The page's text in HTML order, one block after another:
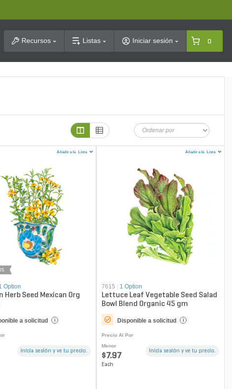
Recursos Listas Iniciar sesión 0
Añadir a la Lista
Option
Herb Seed Mexican Org
a solicitud i
Inicia sesión y ve tu precio.
Añadir a la Lista
7615 | 1 Option
Lettuce Leaf Vegetable Seed Salad
Bowl Blend Organic 45 gm
Disponible a solicitud i
Precio Al Por
Menor
$7.97
Each
Inicia sesión y ve tu precio.